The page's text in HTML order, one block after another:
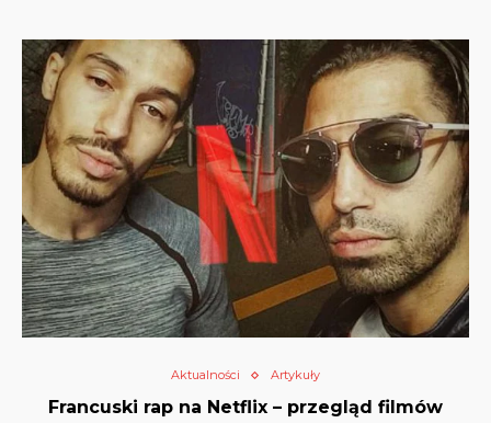
Aktualności Artykuły
Francuski rap na Netflix – przegląd filmów